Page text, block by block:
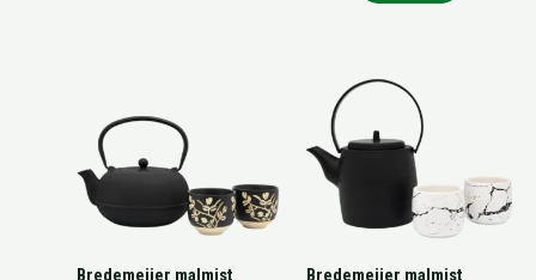
Bredemeijer malmist
Bredemeijer malmist